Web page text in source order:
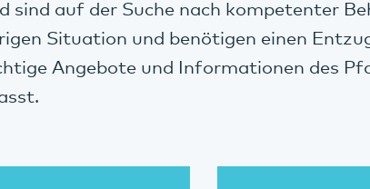
sind auf der Suche nach kompetenter
Situation und benötigen einen
Angebote und Informationen des